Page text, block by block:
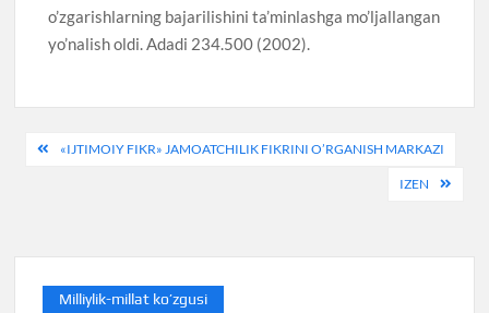
o’zgarishlarning bajarilishini ta’minlashga mo’ljallangan
yo’nalish oldi. Adadi 234.500 (2002).
Post«IJTIMOIY FIKR» JAMOATCHILIK FIKRINI O’RGANISH MARKAZI
IZEN
Milliylik-millat ko’zgusi